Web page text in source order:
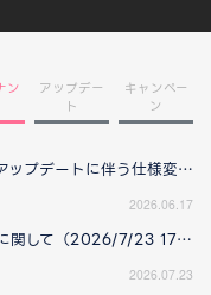
ン
アップデー
ト
キャンペー
ン
2026年12月予定の大型アップデートに伴う仕様変更のお知らせ
2026.06.17
現在確認されている問題に関して（2026/7/23 17:00更新）
2026.07.23